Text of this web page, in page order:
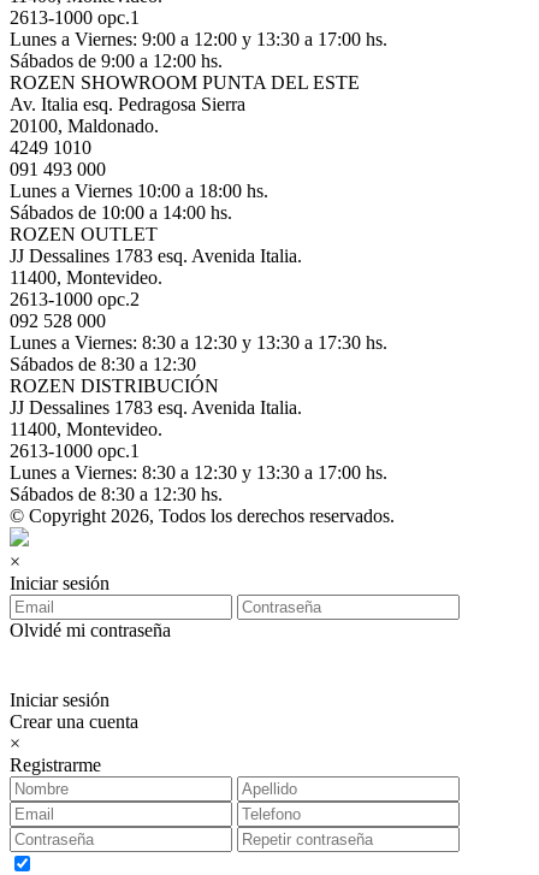
2613-1000 opc.1
Lunes a Viernes: 9:00 a 12:00 y 13:30 a 17:00 hs.
Sábados de 9:00 a 12:00 hs.
ROZEN SHOWROOM PUNTA DEL ESTE
Av. Italia esq. Pedragosa Sierra
20100, Maldonado.
4249 1010
091 493 000
Lunes a Viernes 10:00 a 18:00 hs.
Sábados de 10:00 a 14:00 hs.
ROZEN OUTLET
JJ Dessalines 1783 esq. Avenida Italia.
11400, Montevideo.
2613-1000 opc.2
092 528 000
Lunes a Viernes: 8:30 a 12:30 y 13:30 a 17:30 hs.
Sábados de 8:30 a 12:30
ROZEN DISTRIBUCIÓN
JJ Dessalines 1783 esq. Avenida Italia.
11400, Montevideo.
2613-1000 opc.1
Lunes a Viernes: 8:30 a 12:30 y 13:30 a 17:00 hs.
Sábados de 8:30 a 12:30 hs.
© Copyright 2026, Todos los derechos reservados.
×
Iniciar sesión
Olvidé mi contraseña
Iniciar sesión
Crear una cuenta
×
Registrarme